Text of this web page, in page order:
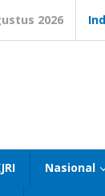
2026
Nasional